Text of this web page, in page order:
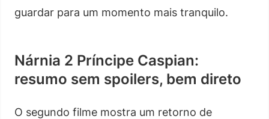
guardar para um momento mais tranquilo.
Nárnia 2 Príncipe Caspian:
resumo sem spoilers, bem direto
O segundo filme mostra um retorno de